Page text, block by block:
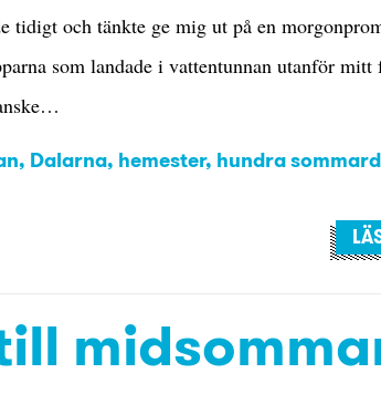
tidigt och tänkte ge mig ut på en
som landade i vattentunnan utanför mitt
, Dalarna, hemester, hundra